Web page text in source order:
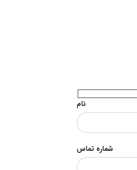
نام
شماره تماس